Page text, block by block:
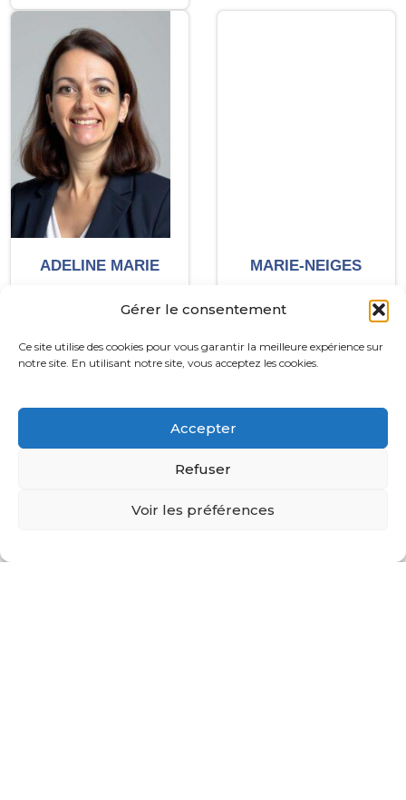
Gérer le consentement
Ce site utilise des cookies pour vous garantir la meilleure expérience sur
notre site. En utilisant notre site, vous acceptez les cookies.
Accepter
Refuser
Voir les préférences
ADELINE MARIE
Coaching interculturel
préparation à
l'expatriation
Orientation et ré-
Préparation aux
Préparation aux oraux
MARIE-NEIGES
TEXIER
Ateliers de coaching
collectif Coaching
Décrochage scolaire
Emotions et gestion
du stress
Motivation